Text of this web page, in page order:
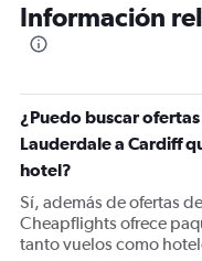
Información
¿Puedo buscar
Lauderdale a Cardiff
hotel?
Sí, además de ofertas
Cheapflights ofrece
tanto vuelos como